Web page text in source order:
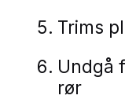
Trims
Undgå
rør